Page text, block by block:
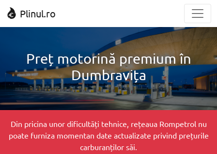
Plinul.ro
Preț motorină premium în
Dumbravița
Din pricina unor dificultăți tehnice, rețeaua Rompetrol nu
poate furniza momentan date actualizate privind prețurile
carburanților săi.